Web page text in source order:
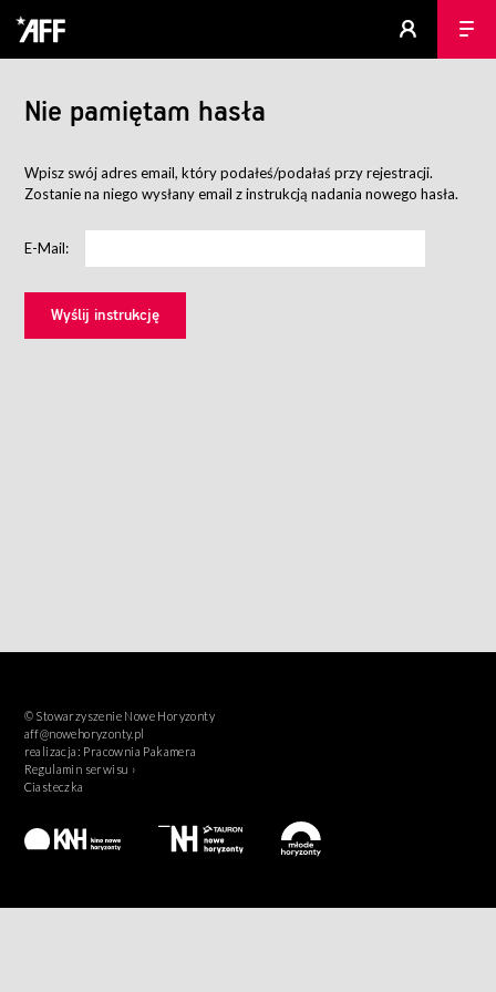
Nie pamiętam hasła
Wpisz swój adres email, który podałeś/podałaś przy rejestracji.
Zostanie na niego wysłany email z instrukcją nadania nowego hasła.
E-Mail:
© Stowarzyszenie Nowe Horyzonty
aff@nowehoryzonty.pl
realizacja: Pracownia Pakamera
Regulamin serwisu ›
Ciasteczka